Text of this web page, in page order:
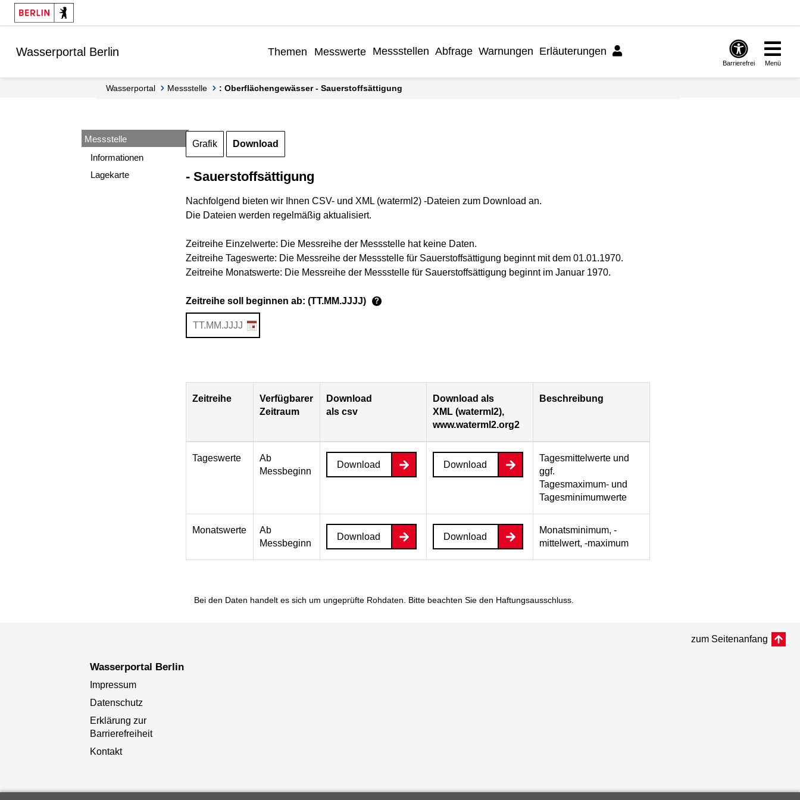
Springe zur Navigation
Springe zum Inhalt
Wasserportal Berlin Themen Messwerte Messstellen Abfrage Warnungen Erläuterungen
Barrierefrei Menü
Wasserportal Messstelle : Oberflächengewässer - Sauerstoffsättigung
Messstelle
Informationen
Lagekarte
Grafik Download
- Sauerstoffsättigung
Nachfolgend bieten wir Ihnen CSV- und XML (waterml2) -Dateien zum Download an.
Die Dateien werden regelmäßig aktualisiert.
Zeitreihe Einzelwerte: Die Messreihe der Messstelle hat keine Daten.
Zeitreihe Tageswerte: Die Messreihe der Messstelle für Sauerstoffsättigung beginnt mit dem 01.01.1970.
Zeitreihe Monatswerte: Die Messreihe der Messstelle für Sauerstoffsättigung beginnt im Januar 1970.
Zeitreihe soll beginnen ab: (TT.MM.JJJJ) ?
Zeitreihe
Verfügbarer
Zeitraum
Download
als csv
Download als
XML (waterml2),
www.waterml2.org2
Beschreibung
Tageswerte
Ab
Messbeginn
Download Download
Tagesmittelwerte und
ggf.
Tagesmaximum- und
Tagesminimumwerte
Monatswerte
Ab
Messbeginn
Download Download
Monatsminimum, -
mittelwert, -maximum
Bei den Daten handelt es sich um ungeprüfte Rohdaten. Bitte beachten Sie den Haftungsausschluss.
zum Seitenanfang
Wasserportal Berlin
Impressum
Datenschutz
Erklärung zur
Barrierefreiheit
Kontakt